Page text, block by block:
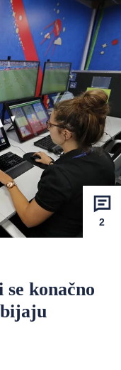
2
konačno